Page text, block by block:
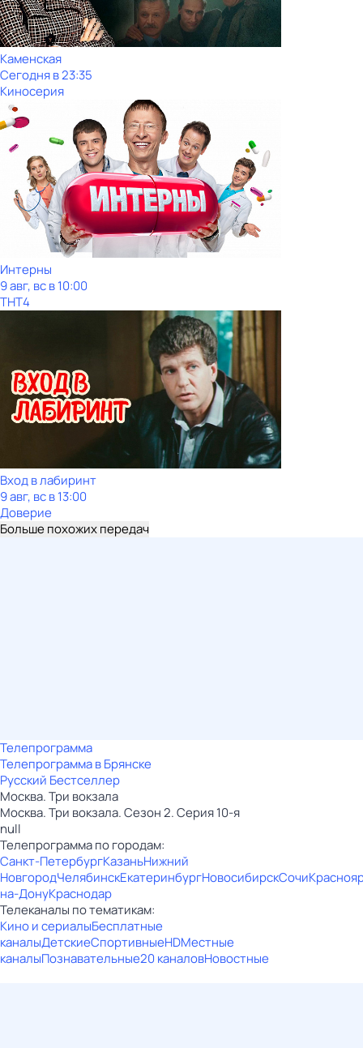
Каменская
Сегодня в 23:35
Киносерия
Интерны
9 авг, вс в 10:00
ТНТ4
Вход в лабиринт
9 авг, вс в 13:00
Доверие
Больше похожих передач
Телепрограмма
Телепрограмма в Брянске
Русский Бестселлер
Москва. Три вокзала
Москва. Три вокзала. Сезон 2. Серия 10-я
null
Телепрограмма по городам:
Санкт-ПетербургКазаньНижний
НовгородЧелябинскЕкатеринбургНовосибирскСочи
на-ДонуКраснодар
Телеканалы по тематикам:
Кино и сериалыБесплатные
каналыДетскиеСпортивныеHDМестные
каналыПознавательные20 каналовНовостные